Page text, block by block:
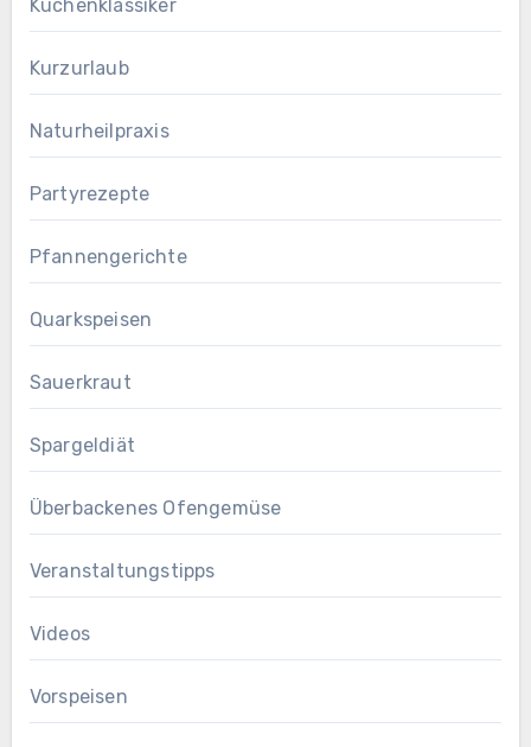
Küchenklassiker
Kurzurlaub
Naturheilpraxis
Partyrezepte
Pfannengerichte
Quarkspeisen
Sauerkraut
Spargeldiät
Überbackenes Ofengemüse
Veranstaltungstipps
Videos
Vorspeisen